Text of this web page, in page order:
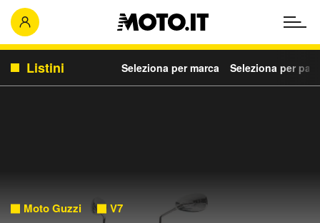
Listini Seleziona per marca Seleziona per
Moto Guzzi V7